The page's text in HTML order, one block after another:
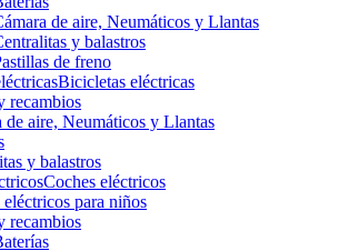
de aire, Neumáticos y Llantas
y balastros
de freno
Bicicletas eléctricas
recambios
de aire, Neumáticos y Llantas
y balastros
Coches eléctricos
eléctricos para niños
recambios